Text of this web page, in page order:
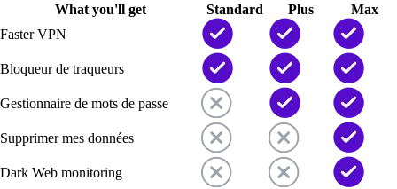
What you'll get Standard Plus
Max
Faster VPN
Bloqueur de traqueurs
Gestionnaire de mots de passe
Supprimer mes données
Dark Web monitoring